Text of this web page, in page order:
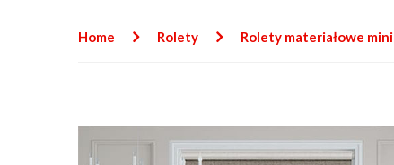
Home Rolety Rolety materiałowe mini